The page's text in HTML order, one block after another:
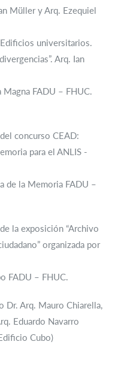
Müller y Arq. Ezequiel
universitarios.
Arq. Ian
FADU – FHUC.
concurso CEAD:
para el ANLIS -
de la Memoria FADU –
la exposición “Archivo
organizada por
FADU – FHUC.
Dr. Arq. Mauro Chiarella,
Eduardo Navarro
Cubo)